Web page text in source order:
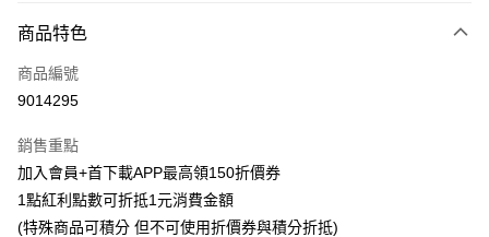
信用卡一次付款
超商取貨付款
Apple Pay
悠遊付
商品特色
商品編號
9014295
銷售重點
加入會員+首下載APP最高領150折價券
1點紅利點數可折抵1元消費金額
(特殊商品可積分 但不可使用折價券與積分折抵)